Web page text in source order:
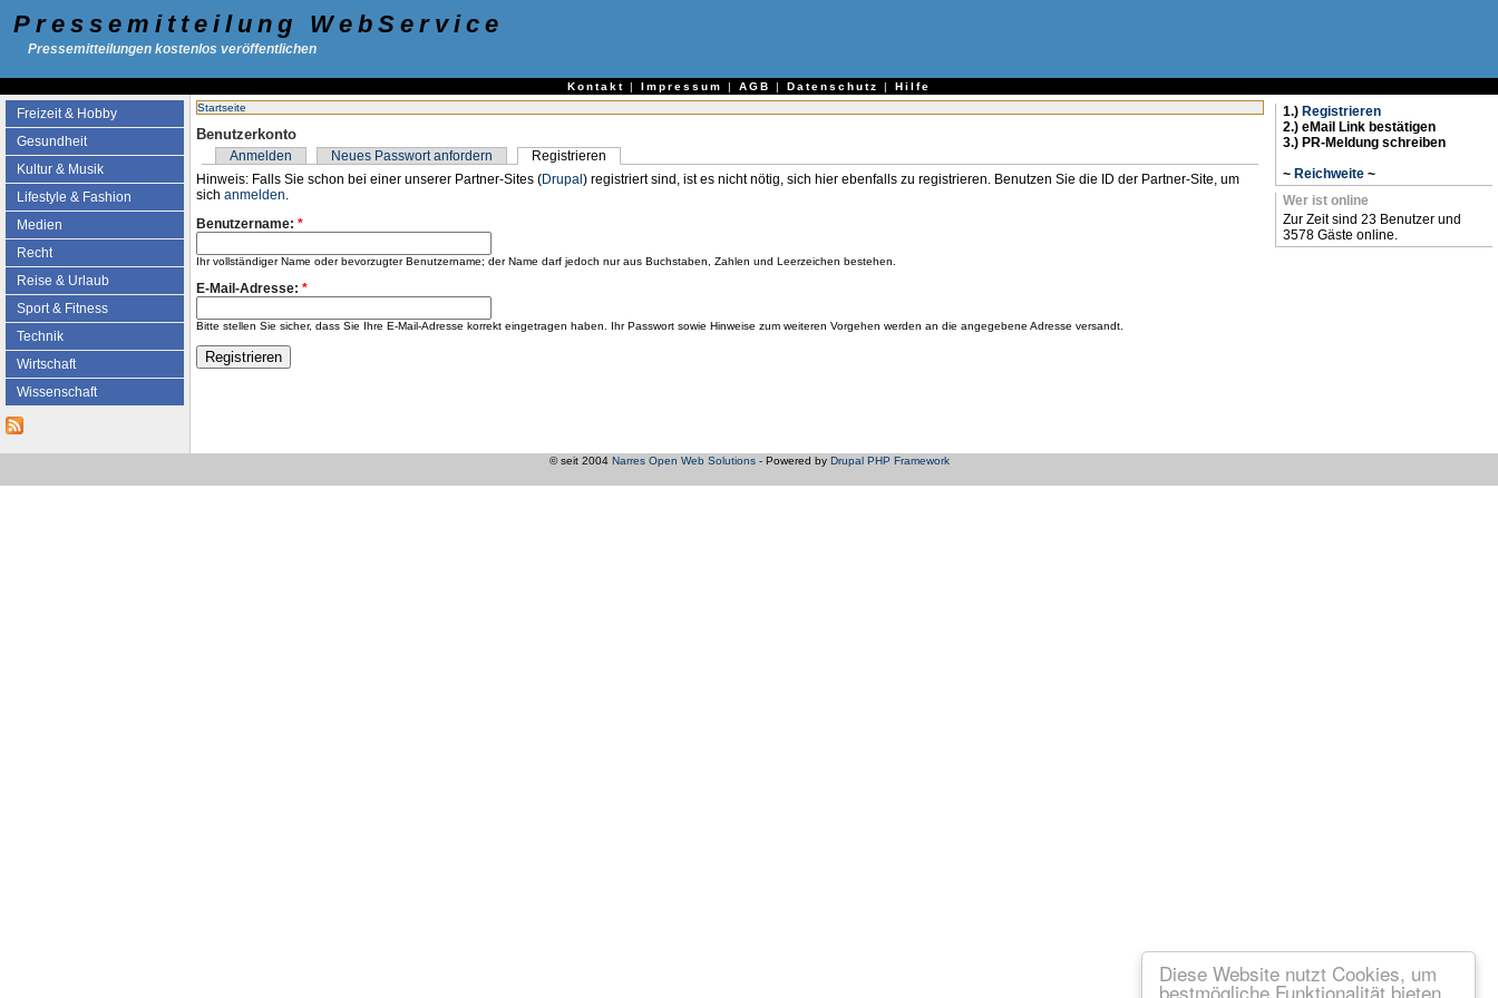
Diese Website nutzt Cookies, um
bestmögliche Funktionalität bieten
Pressemitteilung WebService
Pressemitteilungen kostenlos veröffentlichen
Kontakt | Impressum | AGB | Datenschutz | Hilfe
Freizeit & Hobby
Gesundheit
Kultur & Musik
Lifestyle & Fashion
Medien
Recht
Reise & Urlaub
Sport & Fitness
Technik
Wirtschaft
Wissenschaft
Startseite
Benutzerkonto
Anmelden Neues Passwort anfordern
Registrieren
Hinweis: Falls Sie schon bei einer unserer Partner-Sites (Drupal) registriert sind, ist es nicht nötig, sich hier ebenfalls zu registrieren. Benutzen Sie die ID der Partner-Site, um
sich anmelden
Benutzername: *
Ihr vollständiger Name oder bevorzugter Benutzername; der Name darf jedoch nur aus Buchstaben, Zahlen und Leerzeichen bestehen.
E-Mail-Adresse: *
Bitte stellen Sie sicher, dass Sie Ihre E-Mail-Adresse korrekt eingetragen haben. Ihr Passwort sowie Hinweise zum weiteren Vorgehen werden an die angegebene Adresse versandt.
1.) Registrieren
2.) eMail Link bestätigen
3.) PR-Meldung schreiben
~ Reichweite ~
Wer ist online
Zur Zeit sind 23 Benutzer und
3578 Gäste online.
© seit 2004 Narres Open Web Solutions- Powered by Drupal PHP Framework